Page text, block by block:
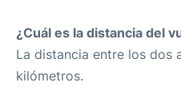
¿Cuál es la distancia del
La distancia entre los dos
kilómetros.